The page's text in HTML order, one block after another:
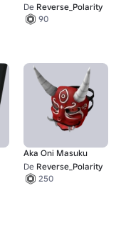
De Reverse_Polarity
90
Aka Oni Masuku
De Reverse_Polarity
250